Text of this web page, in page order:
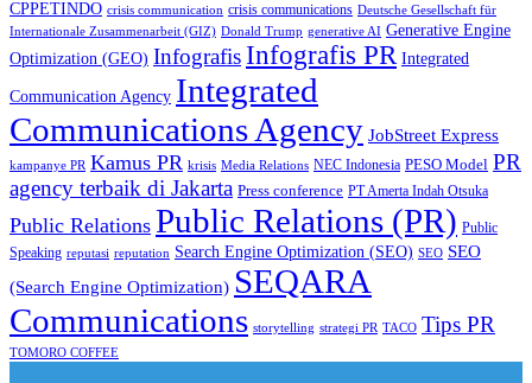
CPPETINDO crisis communication crisis communications Deutsche Gesellschaft für
Internationale Zusammenarbeit (GIZ) Donald Trump generative AI Generative Engine
Optimization (GEO) InfografisInfografis PR Integrated
Communication Agency Integrated
Communications Agency JobStreet Express
kampanye PR Kamus PR krisis Media Relations NEC Indonesia PESO Model PR
agency terbaik di Jakarta Press conference PT Amerta Indah Otsuka
Public Relations Public Relations (PR) Public
Speaking reputasi reputation Search Engine Optimization (SEO) SEO SEO
(Search Engine Optimization) SEQARA
Communications storytelling strategi PR TACO Tips PR
TOMORO COFFEE